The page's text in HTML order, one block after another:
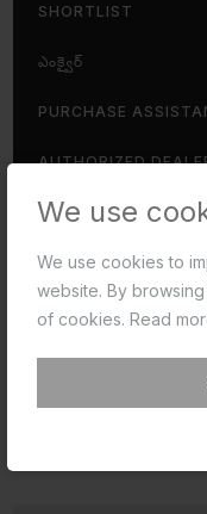
We use
We use cookies to
website. By
of cookies. Read
SHORTLIST
ఎంక్వైర్
PURCHASE
AUTHORIZED
Jaquar
change/modify/
without notice,
design,
read more...